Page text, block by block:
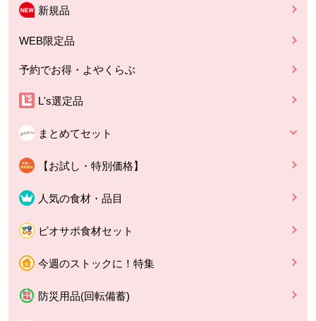
新規品
WEB限定品
予約でお得・よやくらぶ
L's選定品
まとめてセット
【お試し・特別価格】
人気の食材・品目
ビオサポ食材セット
今週のストックに！特集
防災用品(回転備蓄)